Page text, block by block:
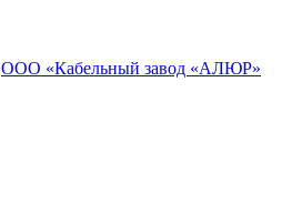
ООО «Кабельный завод «АЛЮР»